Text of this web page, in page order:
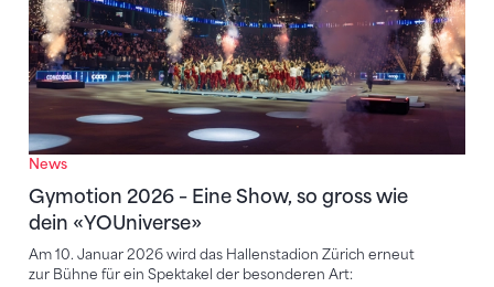
News
Gymotion 2026 – Eine Show, so gross wie
dein «YOUniverse»
Am 10. Januar 2026 wird das Hallenstadion Zürich erneut
zur Bühne für ein Spektakel der besonderen Art: